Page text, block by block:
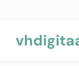
inhoud